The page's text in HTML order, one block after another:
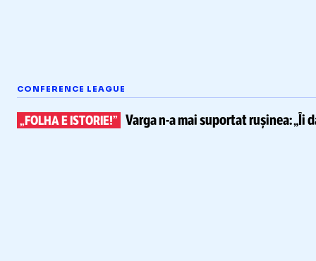
CONFERENCE LEAGUE
„FOLHA E ISTORIE!” Vargan-amai suportat rușinea:„Îi